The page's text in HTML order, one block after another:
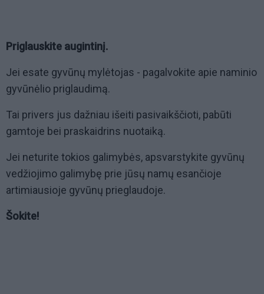
Priglauskite augintinį.
Jei esate gyvūnų mylėtojas - pagalvokite apie naminio
gyvūnėlio priglaudimą.
Tai privers jus dažniau išeiti pasivaikščioti, pabūti
gamtoje bei praskaidrins nuotaiką.
Jei neturite tokios galimybės, apsvarstykite gyvūnų
vedžiojimo galimybę prie jūsų namų esančioje
artimiausioje gyvūnų prieglaudoje.
Šokite!